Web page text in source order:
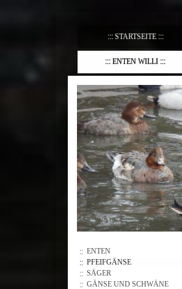
STARTSEITE
ENTEN WILLI
ENTEN
PFEIFGÄNSE
SÄGER
GÄNSE UND SCHWÄNE